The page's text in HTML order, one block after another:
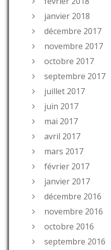
janvier 2018
décembre 2017
novembre 2017
octobre 2017
septembre 2017
juillet 2017
juin 2017
mai 2017
avril 2017
mars 2017
février 2017
janvier 2017
décembre 2016
novembre 2016
octobre 2016
septembre 2016